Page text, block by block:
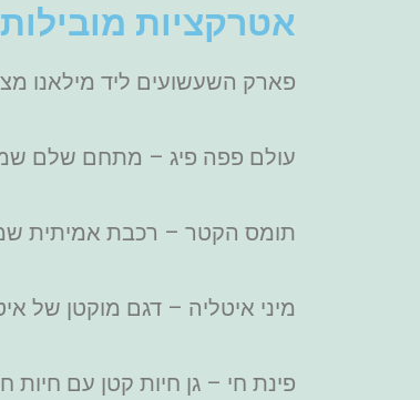
אטרקציות
פארק השעשועים ליד מילאנו
עולם פפה פיג – מתחם שלם
תומס הקטר – רכבת אמיתית
מיני איטליה – דגם מוקטן של
פינת חי – גן חיות קטן עם חיות